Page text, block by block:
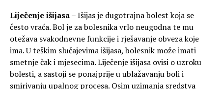
Liječenje išijasa– Išijas je dugotrajna bolest koja se
često vraća. Bol je za bolesnika vrlo neugodna te mu
otežava svakodnevne funkcije i rješavanje obveza koje
ima. U teškim slučajevima išijasa, bolesnik može imati
smetnje čak i mjesecima. Liječenje išijasa ovisi o uzroku
bolesti, a sastoji se ponajprije u ublažavanju boli i
smirivanju upalnog procesa. Osim uzimanja sredstva